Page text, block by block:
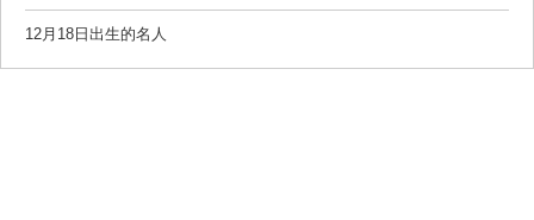
12月18日出生的名人